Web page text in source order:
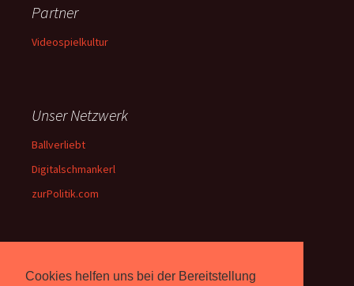
Cookies helfen uns bei der Bereitstellung
Partner
Videospielkultur
Unser Netzwerk
Ballverliebt
Digitalschmankerl
zurPolitik.com
Über Uns